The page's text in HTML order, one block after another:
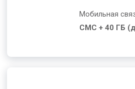
Мобильная
СМС + 40 ГБ